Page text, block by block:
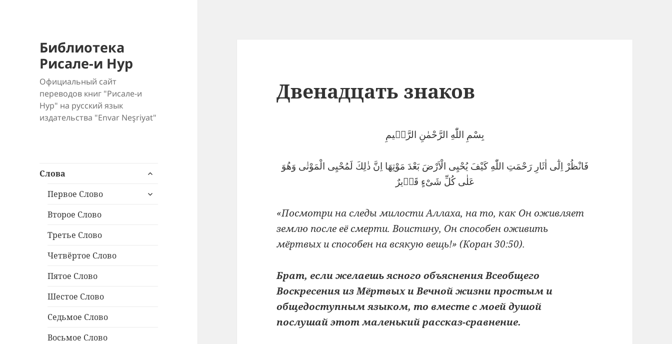
Библиотека
Рисале-и Нур
Официальный сайт
переводов книг "Рисале-и
Нур" на русский язык
издательства "Envar Neşriyat"
Слова
раскрыть
меню
Первое Слово
раскрыть
Второе Слово
Третье Слово
Четвёртое Слово
Пятое Слово
Шестое Слово
Седьмое Слово
Восьмое Слово
Двенадцать знаков
بِسْمِ اللّٰهِ الرَّحْمٰنِ الرَّحٖيمِ
فَانْظُرْ اِلٰٓى اٰثَارِ رَحْمَتِ اللّٰهِ كَيْفَ يُحْيِى الْاَرْضَ بَعْدَ مَوْتِهَا اِنَّ ذٰلِكَ لَمُحْيِى الْمَوْتٰى وَهُوَ
عَلٰى كُلِّ شَىْءٍ قَدٖيرٌ
«Посмотри на следы милости Аллаха, на то, как Он оживляет
землю после её смерти. Воистину, Он способен оживить
мёртвых и способен на всякую вещь!» (Коран 30:50).
Брат, если желаешь ясного объяснения Всеобщего
Воскресения из Мёртвых и Вечной жизни простым и
общедоступным языком, то вместе с моей душой
послушай этот маленький рассказ-сравнение.